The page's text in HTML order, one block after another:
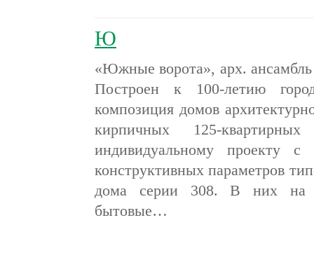
Ю
«Южные ворота», арх. ансамбль
Построен к 100-летию
композиция домов
кирпичных 125-
индивидуальному проекту с
конструктивных параметров
дома серии 308. В них на
бытовые…